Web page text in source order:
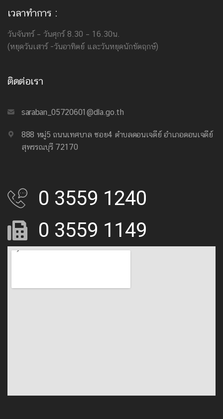
เวลาทำการ :
วันจันทร์ – วันศุกร์ 8.30 – 16.30น.
(หยุดวันเสาร์ -วันอาทิตย์ และวันหยุดนักขัตฤกษ์)
ติดต่อเรา
saraban_05720601@dla.go.th
888 หมู่5 ถนนเทศบาล ซอย4 ตำบลดอนเจดีย์ อำเภอดอนเจดีย์
สุพรรณบุรี 72170
0 3559 1240
0 3559 1149